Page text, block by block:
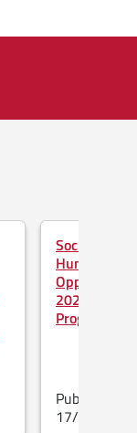
Social
Humanities
2026–2027
Programme
Pubblicato il
17/02/2026